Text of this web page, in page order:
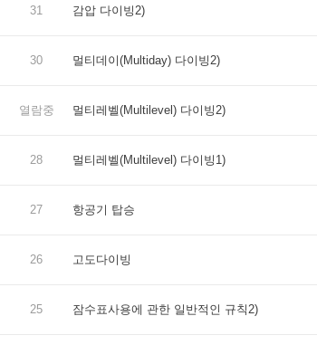
31 감압 다이빙2)
30 멀티데이(Multiday) 다이빙2)
열람중 멀티레벨(Multilevel) 다이빙2)
28 멀티레벨(Multilevel) 다이빙1)
27 항공기 탑승
26 고도다이빙
25 잠수표사용에 관한 일반적인 규칙2)